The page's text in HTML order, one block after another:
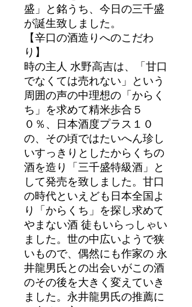
盛」と銘うち、今日の三千盛
が誕生致しました。
【辛口の酒造りへのこだわ
り】
時の主人 水野高吉は、「甘口
でなくては売れない」という
周囲の声の中理想の「からく
ち」を求めて精米歩合５
０％、日本酒度プラス１０
の、その頃ではたいへん珍し
いすっきりとしたからくちの
酒を造り「三千盛特級酒」と
して発売を致しました。甘口
の時代といえども日本全国よ
り「からくち」を探し求めて
やまない酒 徒もいらっしゃい
ました。世の中広いようで狭
いもので、偶然にも作家の 永
井龍男氏との出会いがこの酒
のその後を大きく変えていき
ました。永井龍男氏の推薦に